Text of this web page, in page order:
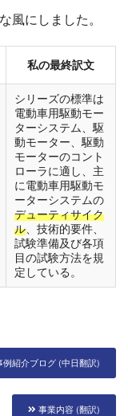
風にしました。
私の最終訳文
シリーズの標準は
電動車用駆動モー
ターシステム、駆
動モーター、駆動
モーターのコント
ローラに適し、主
に電動車用駆動モ
ーターシステムの
デューティサイク
ル 、技術的要件、
試験準備及び各項
目の試験方法を規
定している。
例紹介ブログ (中日翻訳)
事業内容 (翻訳)